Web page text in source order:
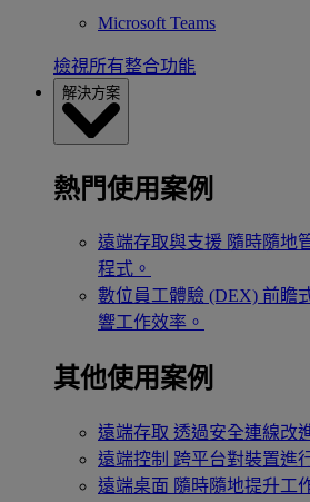
Microsoft Teams
檢視所有整合功能
解決方案
熱門使用案例
遠端存取與支援 隨時隨地
程式。
數位員工體驗 (DEX) 前瞻
響工作效率。
其他使用案例
遠端存取 透過安全連線改
遠端控制 跨平台對裝置進
遠端桌面 隨時隨地提升工